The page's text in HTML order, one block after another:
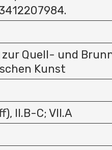
zur Quell- und
Kunst
II.B-C; VII.A